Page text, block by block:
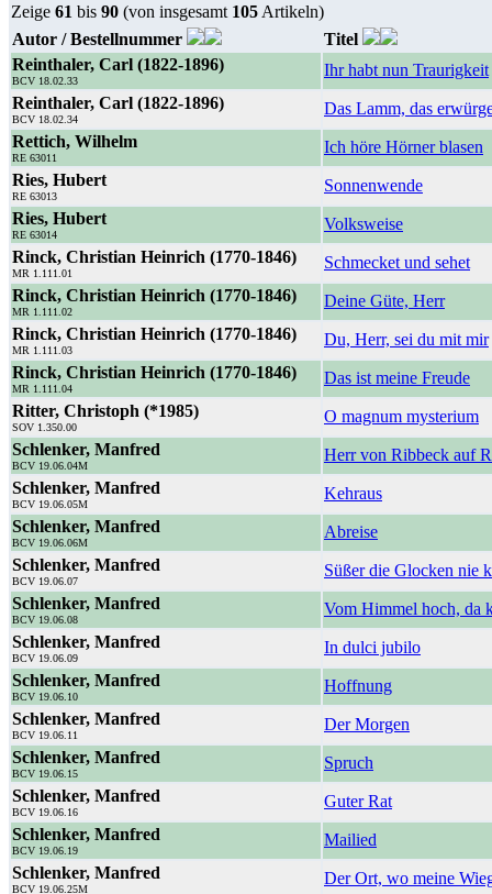
Zeige 61 bis 90 (von insgesamt 105 Artikeln)
Autor / Bestellnummer
Titel
Reinthaler, Carl (1822-1896)
BCV 18.02.33
Ihr habt nun Traurigkeit
Reinthaler, Carl (1822-1896)
BCV 18.02.34
Das Lamm, das
Rettich, Wilhelm
RE 63011
Ich höre Hörner blasen
Ries, Hubert
RE 63013
Sonnenwende
Ries, Hubert
RE 63014
Volksweise
Rinck, Christian Heinrich (1770-1846)
MR 1.111.01
Schmecket und sehet
Rinck, Christian Heinrich (1770-1846)
MR 1.111.02
Deine Güte, Herr
Rinck, Christian Heinrich (1770-1846)
MR 1.111.03
Du, Herr, sei du mit mir
Rinck, Christian Heinrich (1770-1846)
MR 1.111.04
Das ist meine Freude
Ritter, Christoph (*1985)
SOV 1.350.00
O magnum mysterium
Schlenker, Manfred
BCV 19.06.04M
Herr von Ribbeck auf
Schlenker, Manfred
BCV 19.06.05M
Kehraus
Schlenker, Manfred
BCV 19.06.06M
Abreise
Schlenker, Manfred
BCV 19.06.07
Süßer die Glocken nie
Schlenker, Manfred
BCV 19.06.08
Vom Himmel hoch, da
Schlenker, Manfred
BCV 19.06.09
In dulci jubilo
Schlenker, Manfred
BCV 19.06.10
Hoffnung
Schlenker, Manfred
BCV 19.06.11
Der Morgen
Schlenker, Manfred
BCV 19.06.15
Spruch
Schlenker, Manfred
BCV 19.06.16
Guter Rat
Schlenker, Manfred
BCV 19.06.19
Mailied
Schlenker, Manfred
BCV 19.06.25M
Der Ort, wo meine